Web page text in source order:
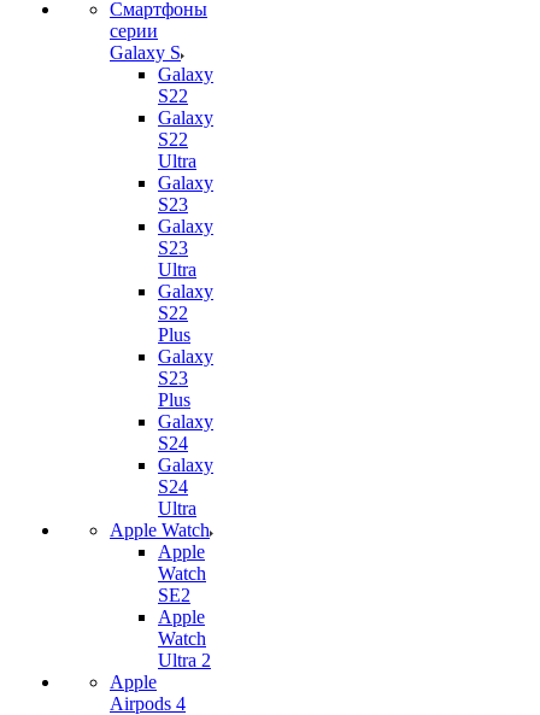
Смартфоны
серии
Galaxy S
Galaxy
S22
Galaxy
S22
Ultra
Galaxy
S23
Galaxy
S23
Ultra
Galaxy
S22
Plus
Galaxy
S23
Plus
Galaxy
S24
Galaxy
S24
Ultra
Apple Watch
Apple
Watch
SE2
Apple
Watch
Ultra 2
Apple
Airpods 4